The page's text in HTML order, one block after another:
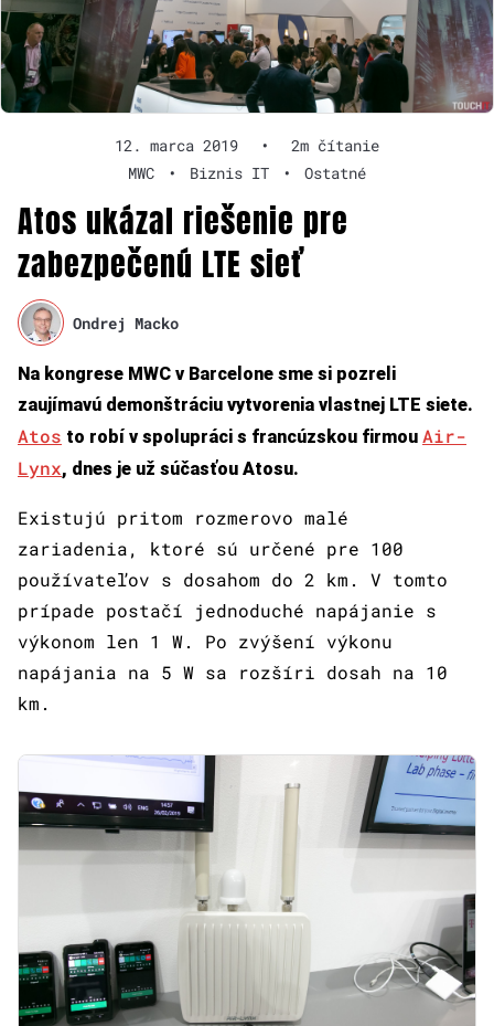
12. marca 2019 •
2m čítanie
MWC
• Biznis IT • Ostatné
Atos ukázal riešenie pre
zabezpečenú LTE sieť
Ondrej Macko
Na kongrese MWC v Barcelone sme si pozreli
zaujímavú demonštráciu vytvorenia vlastnej LTE siete.
Atos to robí v spolupráci s francúzskou firmou Air-
Lynx, dnes je už súčasťou Atosu.
Existujú pritom rozmerovo malé
zariadenia, ktoré sú určené pre 100
používateľov s dosahom do 2 km. V tomto
prípade postačí jednoduché napájanie s
výkonom len 1 W. Po zvýšení výkonu
napájania na 5 W sa rozšíri dosah na 10
km.